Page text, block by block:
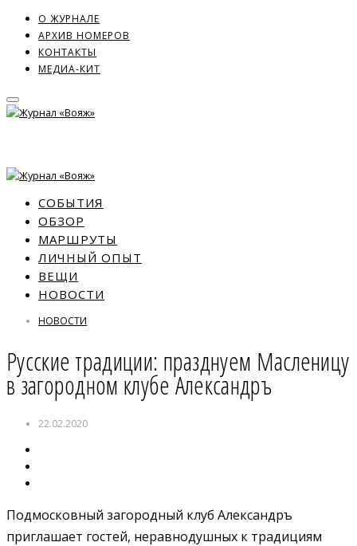
О ЖУРНАЛЕ
АРХИВ НОМЕРОВ
КОНТАКТЫ
МЕДИА-КИТ
СОБЫТИЯ
ОБЗОР
МАРШРУТЫ
ЛИЧНЫЙ ОПЫТ
ВЕЩИ
НОВОСТИ
НОВОСТИ
Русские традиции: празднуем Масленицу
в загородном клубе Александръ
22.02.2020
Подмосковный загородный клуб Александръ
приглашает гостей, неравнодушных к традициям